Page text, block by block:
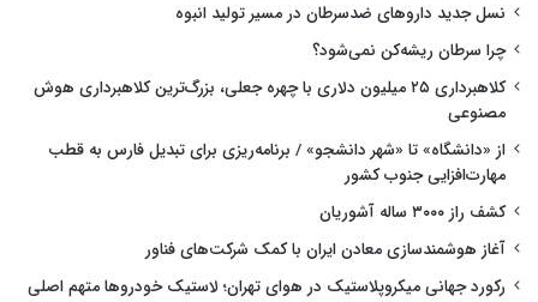
نسل جدید داروهای ضدسرطان در مسیر تولید انبوه
چرا سرطان ریشه‌کن نمی‌شود؟
کلاهبرداری ۲۵ میلیون دلاری با چهره جعلی، بزرگ‌ترین کلاهبرداری هوش
مصنوعی
از «دانشگاه» تا «شهر دانشجو» / برنامه‌ریزی برای تبدیل فارس به قطب
مهارت‌افزایی جنوب کشور
کشف راز ۳۰۰۰ ساله آشوریان
آغاز هوشمندسازی معادن ایران با کمک شرکت‌های فناور
رکورد جهانی میکروپلاستیک در هوای تهران؛ لاستیک خودروها متهم اصلی